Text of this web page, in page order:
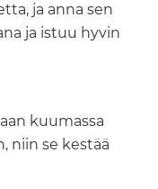
ja anna sen
ja istuu hyvin
kuumassa
niin se kestää